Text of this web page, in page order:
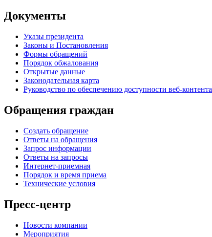
Документы
Указы президента
Законы и Постановления
Формы обращений
Порядок обжалования
Открытые данные
Законодательная карта
Руководство по обеспечению доступности веб-контента
Обращения граждан
Создать обращение
Ответы на обращения
Запрос информации
Ответы на запросы
Интернет-приемная
Порядок и время приема
Технические условия
Пресс-центр
Новости компании
Мероприятия